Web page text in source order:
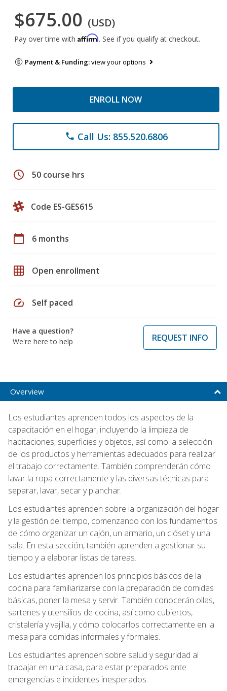
$675.00 (USD)
Pay over time with Affirm. See if you qualify at checkout.
Payment & Funding:view your options
ENROLL NOW
phone Call Us: 855.520.6806
schedule 50 course hrs
Code ES-GES615
calendar_today 6 months
grid_on Open enrollment
speed Self paced
Have a question?
We're here to help
REQUEST INFO
Overview
Los estudiantes aprenden todos los aspectos de la
capacitación en el hogar, incluyendo la limpieza de
habitaciones, superficies y objetos, así como la selección
de los productos y herramientas adecuados para realizar
el trabajo correctamente. También comprenderán cómo
lavar la ropa correctamente y las diversas técnicas para
separar, lavar, secar y planchar.
Los estudiantes aprenden sobre la organización del hogar
y la gestión del tiempo, comenzando con los fundamentos
de cómo organizar un cajón, un armario, un clóset y una
sala. En esta sección, también aprenden a gestionar su
tiempo y a elaborar listas de tareas.
Los estudiantes aprenden los principios básicos de la
cocina para familiarizarse con la preparación de comidas
básicas, poner la mesa y servir. También conocerán ollas,
sartenes y utensilios de cocina, así como cubiertos,
cristalería y vajilla, y cómo colocarlos correctamente en la
mesa para comidas informales y formales.
Los estudiantes aprenden sobre salud y seguridad al
trabajar en una casa, para estar preparados ante
emergencias e incidentes inesperados.